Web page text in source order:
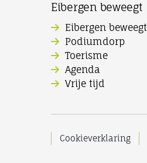
Eibergen beweegt
Eibergen beweegt
Podiumdorp
Toerisme
Agenda
Vrije tijd
Cookieverklaring